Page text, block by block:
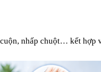
nhấp chuột… kết hợp